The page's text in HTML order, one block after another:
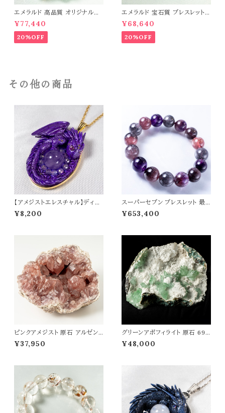
エメラルド 高品質 オリジナルデ
ザイン ブレスレット パワーストー
ン 天然石 t0545
¥77,440
20%OFF
エメラルド 宝石質 ブレスレット
パワーストーン 天然石 t0544
¥68,640
20%OFF
その他の商品
【アメジストエレスチャル】ディー
プバイオレットドラゴン ペンダント
トップ オリジナルアクセサリー 天
¥8,200
スーパーセブン ブレスレット 最
高品質SA 13.5mm丸玉 パワー
ストーン 天然石 t0512
¥653,400
ピンクアメジスト 原石 アルゼン
チン産 置物 幅59mm 浄化 癒し
開運 愛情運 パワーストーン 天
¥37,950
グリーンアポフィライト 原石 693
g 魚眼石 アポフィライト 天然石
パワーストーン 鉱物 結晶 t009
¥48,000